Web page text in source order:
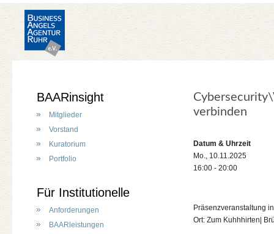
verbinden
Datum & Uhrzeit
Mo., 10.11.2025
16:00 - 20:00
Präsenzveranstaltung
Ort: Zum Kuhhhirten|
BAARinsight
Mitglieder
Vorstand
Kuratorium
Portfolio
Für Institutionelle
Anforderungen
BAARleistungen